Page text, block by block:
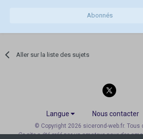
Abonnés
Aller sur la liste des sujets
Langue Nous contacter
© Copyright 2026 sicerond-web.fr. Tous
Ce site a été créé par un amateur, pour des